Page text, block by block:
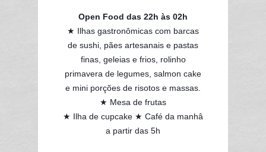
Open Food das 22h às 02h
★ Ilhas gastronômicas com barcas
de sushi, pães artesanais e pastas
finas, geleias e frios, rolinho
primavera de legumes, salmon cake
e mini porções de risotos e massas.
★ Mesa de frutas
★ Ilha de cupcake ★ Café da manhâ
a partir das 5h